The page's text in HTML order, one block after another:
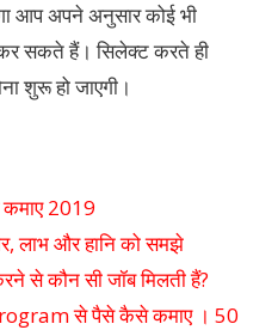
आप अपने अनुसार कोई भी
सकते हैं। सिलेक्ट करते ही
शुरू हो जाएगी।
2019
लाभ और हानि को समझे
से कौन सी जॉब मिलती हैं?
से पैसे कैसे कमाए । 50